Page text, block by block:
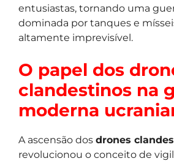
entusiastas, tornando uma
dominada por tanques e
altamente imprevisível.
O papel dos
clandestinos na
moderna
A ascensão dos drones
revolucionou o conceito de